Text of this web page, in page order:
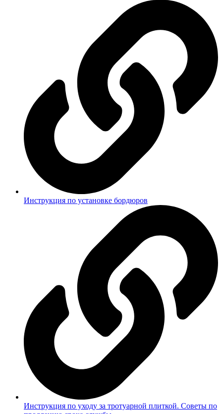
Инструкция по установке бордюров
Инструкция по уходу за тротуарной плиткой. Советы по